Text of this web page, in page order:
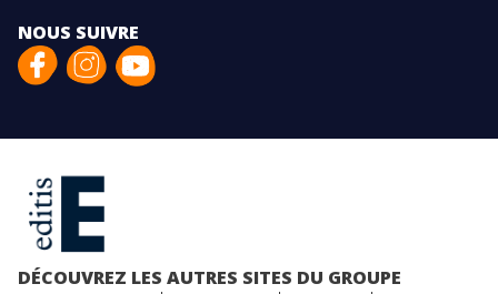
NOUS SUIVRE
DÉCOUVREZ LES AUTRES SITES DU GROUPE